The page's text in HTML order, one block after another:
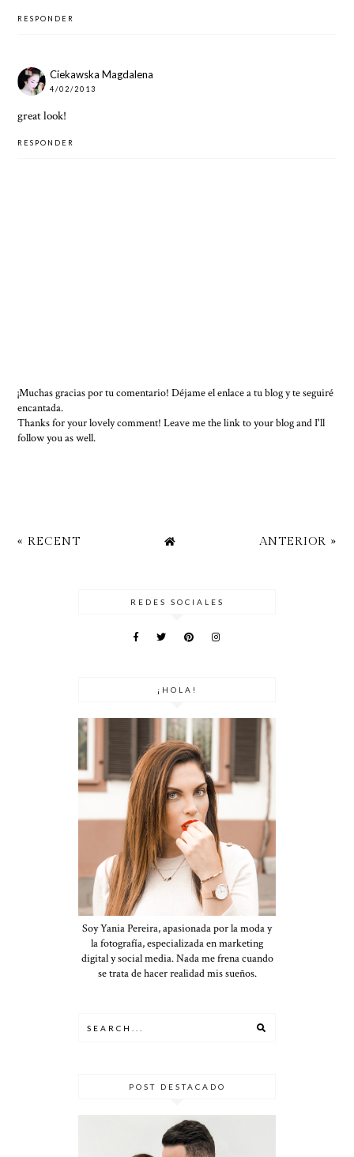
RESPONDER
Ciekawska Magdalena
4/02/2013
great look!
RESPONDER
¡Muchas gracias por tu comentario! Déjame el enlace a tu blog y te seguiré
encantada.
Thanks for your lovely comment! Leave me the link to your blog and I'll
follow you as well.
« RECENT ANTERIOR »
REDES SOCIALES
¡HOLA!
Soy Yania Pereira, apasionada por la moda y
la fotografía, especializada en marketing
digital y social media. Nada me frena cuando
se trata de hacer realidad mis sueños.
POST DESTACADO